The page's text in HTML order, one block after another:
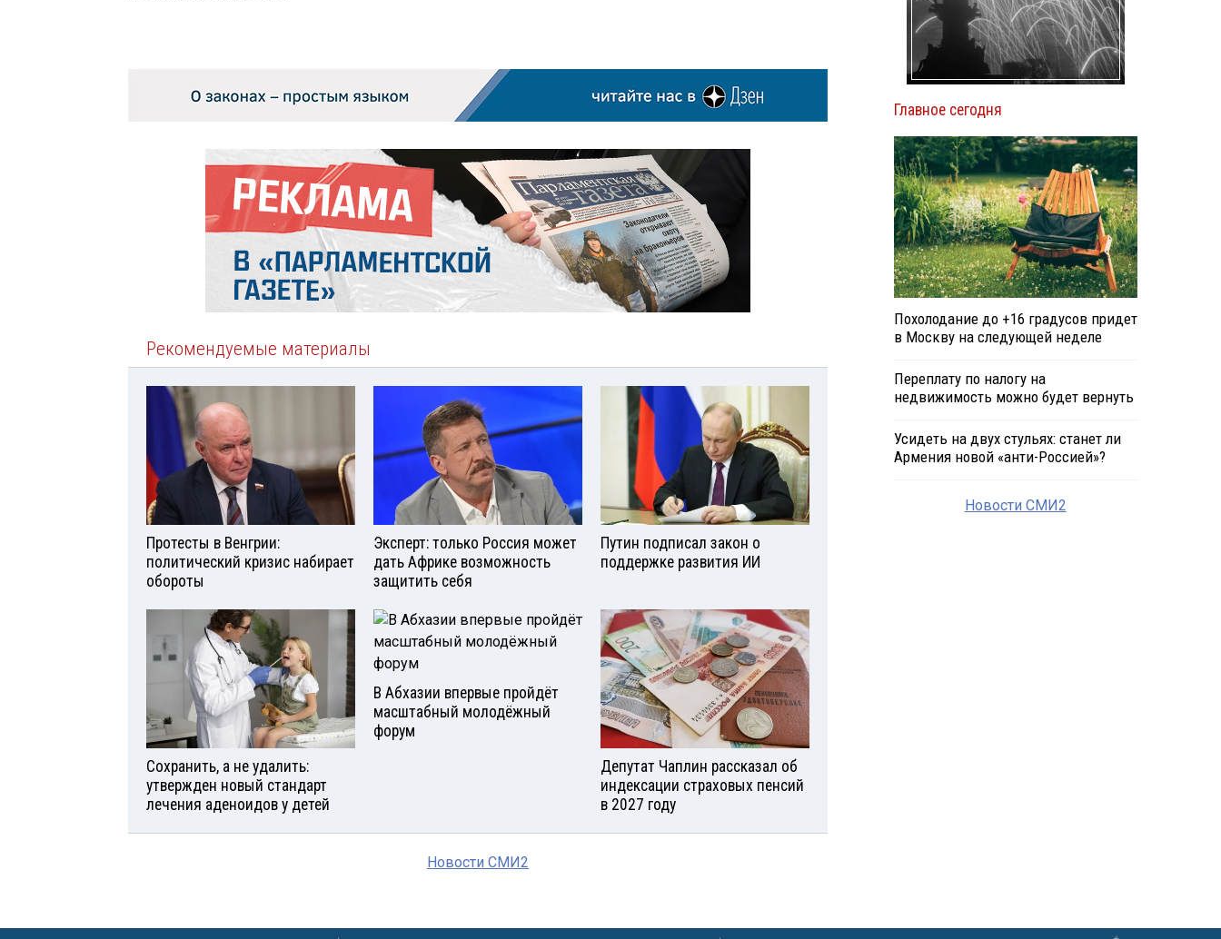
Рекомендуемые материалы
Протесты в Венгрии:
политический кризис набирает
обороты
Эксперт: только Россия может
дать Африке возможность
защитить себя
Путин подписал закон о
поддержке развития ИИ
Сохранить, а не удалить:
утвержден новый стандарт
лечения аденоидов у детей
В Абхазии впервые пройдёт
масштабный молодёжный
форум
Депутат Чаплин рассказал об
индексации страховых пенсий
в 2027 году
Новости СМИ2
Главное сегодня
Похолодание до +16 градусов придет
в Москву на следующей неделе
Переплату по налогу на
недвижимость можно будет вернуть
Усидеть на двух стульях: станет ли
Армения новой «анти-Россией»?
Новости СМИ2